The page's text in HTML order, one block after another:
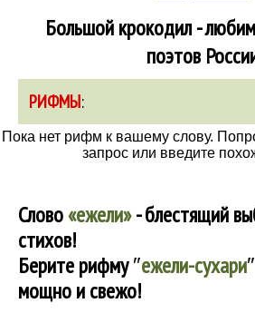
Большой крокодил -
поэтов
РИФМЫ:
Пока нет рифм к вашему слову.
запрос или введите
Слово«ежели»- блестящий
стихов!
Берите рифму″ежели-сухари″
мощно и свежо!